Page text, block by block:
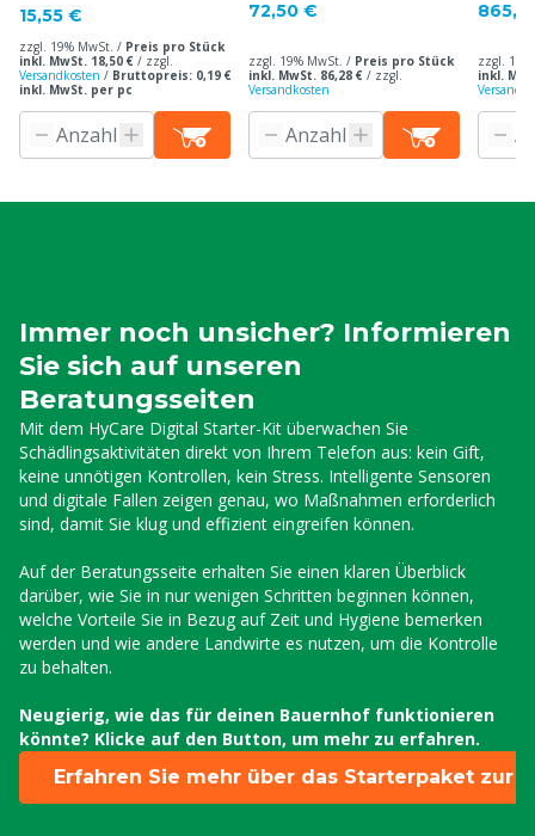
15,55 €
zzgl. 19% MwSt. / Preis pro Stück
inkl. MwSt. 18,50 € / zzgl.
Versandkosten / Bruttopreis: 0,19 €
inkl. MwSt. per pc
72,50 €
zzgl. 19% MwSt. / Preis pro Stück
inkl. MwSt. 86,28 € / zzgl.
Versandkosten
zzgl.
inkl.
Immer noch unsicher? Informieren
Sie sich auf unseren
Beratungsseiten
Mit dem HyCare Digital Starter-Kit überwachen Sie
Schädlingsaktivitäten direkt von Ihrem Telefon aus: kein Gift,
keine unnötigen Kontrollen, kein Stress. Intelligente Sensoren
und digitale Fallen zeigen genau, wo Maßnahmen erforderlich
sind, damit Sie klug und effizient eingreifen können.
Auf der Beratungsseite erhalten Sie einen klaren Überblick
darüber, wie Sie in nur wenigen Schritten beginnen können,
welche Vorteile Sie in Bezug auf Zeit und Hygiene bemerken
werden und wie andere Landwirte es nutzen, um die Kontrolle
zu behalten.
Neugierig, wie das für deinen Bauernhof funktionieren
könnte? Klicke auf den Button, um mehr zu erfahren.
Erfahren Sie mehr über das Starterpaket zur